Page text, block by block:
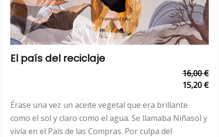
El país del reciclaje
16,00 €
15,20 €
Érase una vez un aceite vegetal que era brillante
como el sol y claro como el agua. Se llamaba Niñasol y
vivía en el País de las Compras. Por culpa del